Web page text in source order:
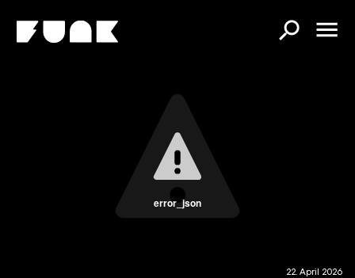
error_json
22. April 2026